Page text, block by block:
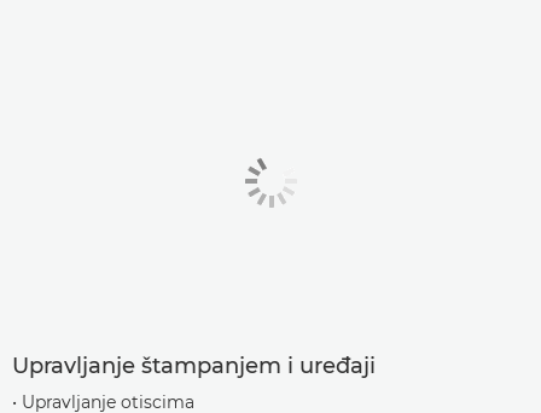
Upravljanje štampanjem i uređaji
• Upravljanje otiscima